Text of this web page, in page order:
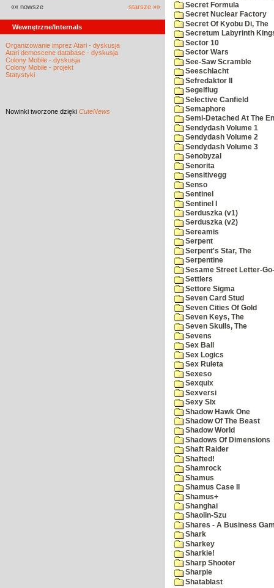
«« nowsze starsze »»
Wewnętrzne/Internals
Organizowanie imprez Atari - dyskusja
Atari demoscene database - dyskusja
Colony Mobile - dyskusja
Colony Mobile - projekt
Statystyki
Nowinki tworzone dzięki CuteNews
Secret Formula
Secret Nuclear Factory
Secret Of Kyobu Di, The
Secretum Labyrinth
Sector 10
Sector Wars
See-Saw Scramble
Seeschlacht
Sefredaktor II
Segelflug
Selective Canfield
Semaphore
Semi-Detached At The
Sendydash Volume 1
Sendydash Volume 2
Sendydash Volume 3
Senobyzal
Senorita
Sensitivegg
Senso
Sentinel
Sentinel I
Serduszka (v1)
Serduszka (v2)
Sereamis
Serpent
Serpent's Star, The
Serpentine
Sesame Street Letter-
Settlers
Settore Sigma
Seven Card Stud
Seven Cities Of Gold
Seven Keys, The
Seven Skulls, The
Sevens
Sex Ball
Sex Logics
Sex Ruleta
Sexeso
Sexquix
Sexversi
Sexy Six
Shadow Hawk One
Shadow Of The Beast
Shadow World
Shadows Of Dimensions
Shaft Raider
Shafted!
Shamrock
Shamus
Shamus Case II
Shamus+
Shanghai
Shaolin-Szu
Shares - A Business
Shark
Sharkey
Sharkie!
Sharp Shooter
Sharpie
Shatablast